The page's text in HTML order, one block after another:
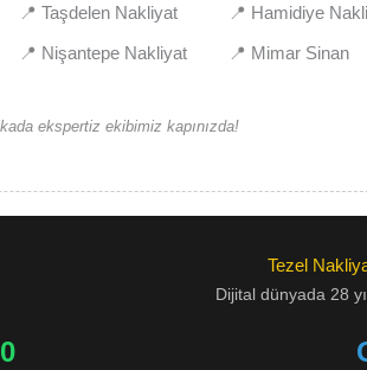
📍 Taşdelen Nakliyat 📍 Hamidiye
📍 Nişantepe Nakliyat 📍 Mimar Sinan
ekspertiz ekibimiz kapınızda!
Tezel
Dijital dünyada 28